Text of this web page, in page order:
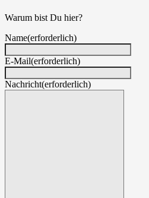
Warum bist Du hier?
Name(erforderlich)
E-Mail(erforderlich)
Nachricht(erforderlich)